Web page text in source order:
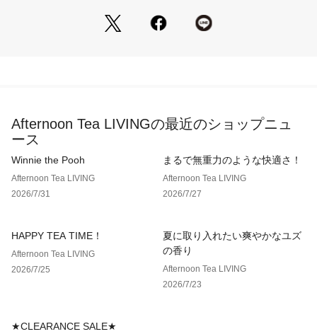
＊花びら、植物のかけら等もデザインの一部で製品不良ではご
使用ください。
＊予期せぬことで、落下する場合が考えられます。脱落防止の
ためにも、お子様やペット、物が触れやすい所は避け、下に大
Afternoon Tea LIVINGの最近のショップニュ
ース
Winnie the Pooh
Afternoon Tea LIVING
2026/7/31
まるで無重力のような快適さ！
Afternoon Tea LIVING
2026/7/27
HAPPY TEA TIME！
Afternoon Tea LIVING
2026/7/25
夏に取り入れたい爽やかなユズ
の香り
Afternoon Tea LIVING
2026/7/23
★CLEARANCE SALE★